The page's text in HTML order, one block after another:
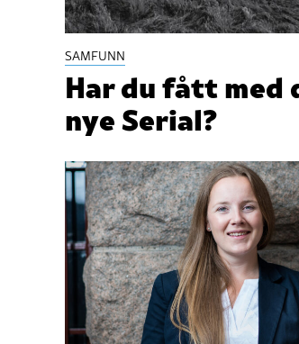
SAMFUNN
Har du fått med
nye Serial?